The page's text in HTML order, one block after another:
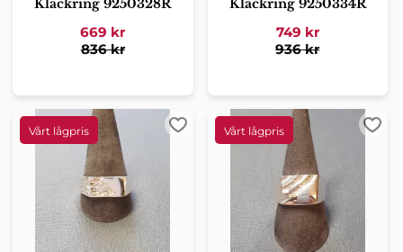
Klackring 9250328R
669 kr
836kr
Klackring 9250334R
749 kr
936kr
Lägg till i favoriter